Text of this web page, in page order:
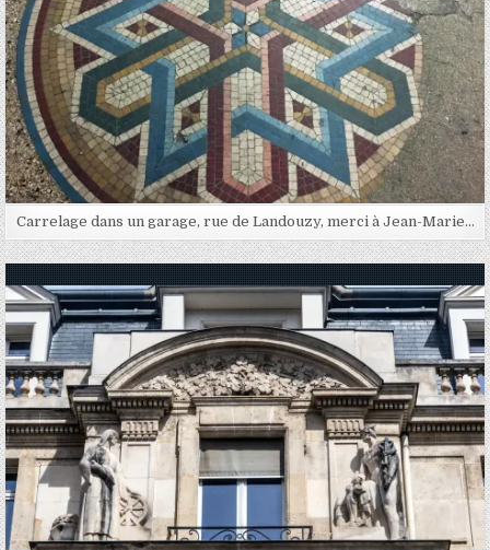
Carrelage dans un garage, rue de Landouzy, merci à Jean-Marie…
Posted in